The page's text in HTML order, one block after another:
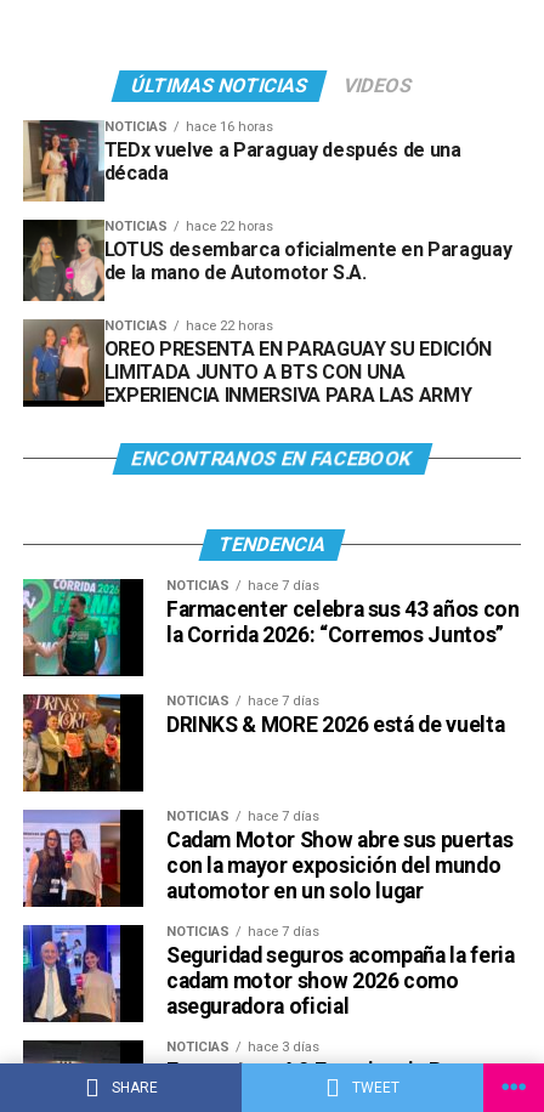
SHARE TWEET
ÚLTIMAS NOTICIAS VIDEOS
NOTICIAS hace 16 horas
TEDx vuelve a Paraguay después de una
década
NOTICIAS hace 22 horas
LOTUS desembarca oficialmente en Paraguay
de la mano de Automotor S.A.
NOTICIAS hace 22 horas
OREO PRESENTA EN PARAGUAY SU EDICIÓN
LIMITADA JUNTO A BTS CON UNA
EXPERIENCIA INMERSIVA PARA LAS ARMY
ENCONTRANOS EN FACEBOOK
TENDENCIA
NOTICIAS hace 7 días
Farmacenter celebra sus 43 años con
la Corrida 2026: “Corremos Juntos”
NOTICIAS hace 7 días
DRINKS & MORE 2026 está de vuelta
NOTICIAS hace 7 días
Cadam Motor Show abre sus puertas
con la mayor exposición del mundo
automotor en un solo lugar
NOTICIAS hace 7 días
Seguridad seguros acompaña la feria
cadam motor show 2026 como
aseguradora oficial
NOTICIAS hace 3 días
Encuentros 4.0 Experiencia Paraguay
| 3° Edición “Talento en la era de la IA: